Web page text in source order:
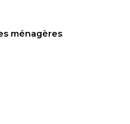
ménagères